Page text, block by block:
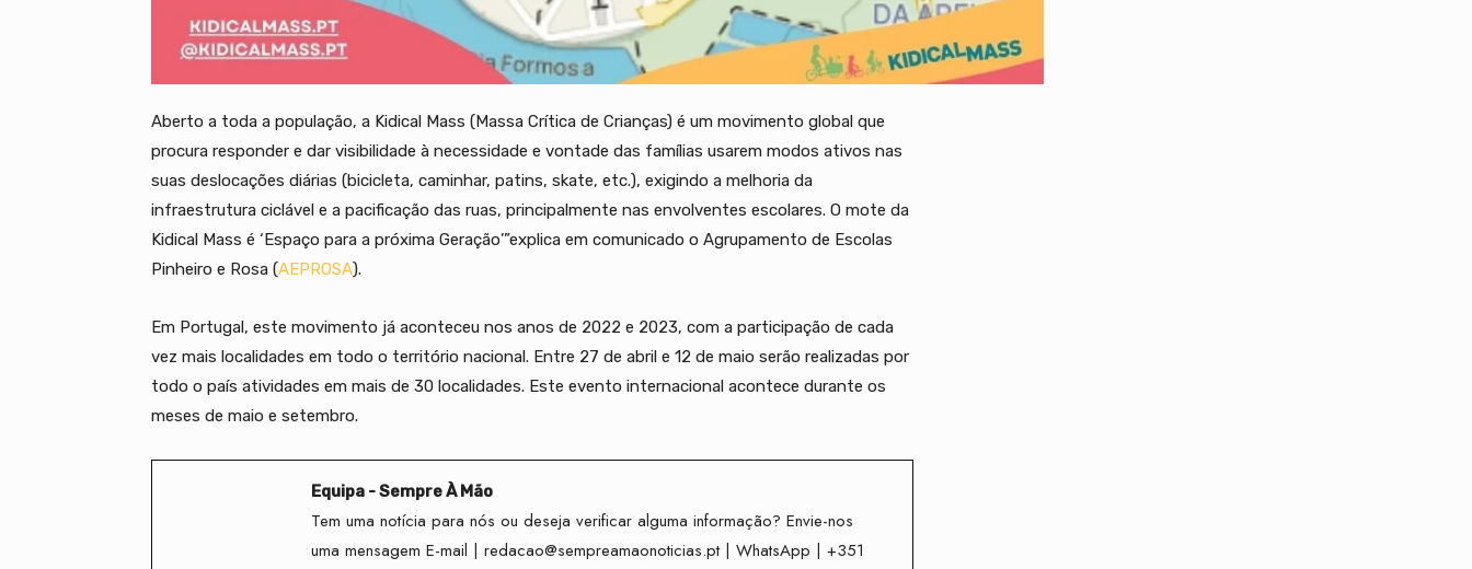
Aberto a toda a população, a Kidical Mass (Massa Crítica de Crianças) é um movimento global que
procura responder e dar visibilidade à necessidade e vontade das famílias usarem modos ativos nas
suas deslocações diárias (bicicleta, caminhar, patins, skate, etc.), exigindo a melhoria da
infraestrutura ciclável e a pacificação das ruas, principalmente nas envolventes escolares. O mote da
Kidical Mass é ‘Espaço para a próxima Geração’”explica em comunicado o Agrupamento de Escolas
Pinheiro e Rosa (AEPROSA).
Em Portugal, este movimento já aconteceu nos anos de 2022 e 2023, com a participação de cada
vez mais localidades em todo o território nacional. Entre 27 de abril e 12 de maio serão realizadas por
todo o país atividades em mais de 30 localidades. Este evento internacional acontece durante os
meses de maio e setembro.
Equipa - Sempre À Mão
Tem uma notícia para nós ou deseja verificar alguma informação? Envie-nos
uma mensagem E-mail | redacao@sempreamaonoticias.pt | WhatsApp | +351